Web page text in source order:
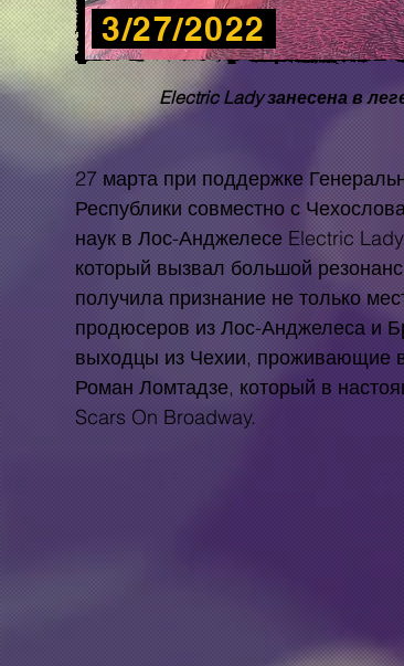
3/27/2022
Electric Lady занесена в
27 марта при поддержке
Республики совместно с
наук в Лос-Анджелесе Electric
который вызвал большой
получила признание не только
продюсеров из Лос-Анджелеса и
выходцы из Чехии, проживающие
Роман Ломтадзе, который в
Scars On Broadway.